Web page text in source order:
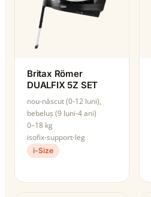
Britax Römer
DUALFIX 5Z SET
nou-născut (0-12 luni),
bebeluș (9 luni-4 ani)
0–18 kg
isofix-support-leg
i-Size